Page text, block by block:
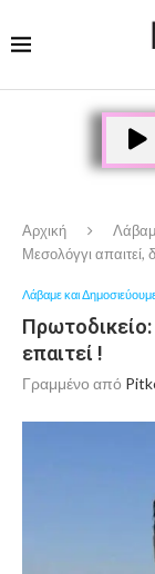
Αρχική
Μεσολόγγι απαιτεί,
Λάβαμε και
επαιτεί !
Γραμμένο από